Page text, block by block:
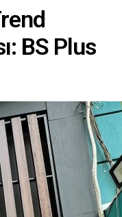
BS Plus